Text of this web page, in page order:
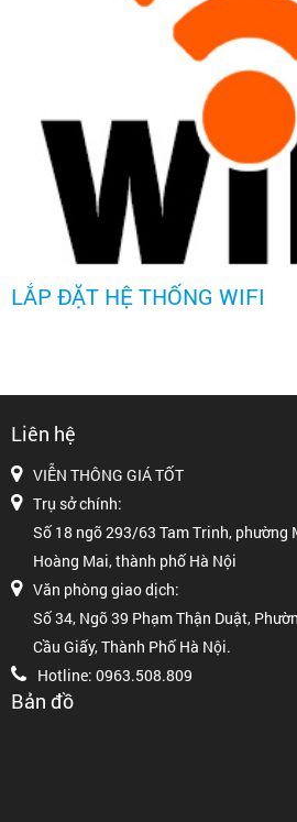
LẮP ĐẶT HỆ THỐNG WIFI
Liên hệ
VIỄN THÔNG GIÁ TỐT
Trụ sở chính:
Số 18 ngõ 293/63 Tam Trinh, phường
Hoàng Mai, thành phố Hà Nội
Văn phòng giao dịch:
Số 34, Ngõ 39 Phạm Thận Duật,
Cầu Giấy, Thành Phố Hà Nội.
Hotline: 0963.508.809
Bản đồ